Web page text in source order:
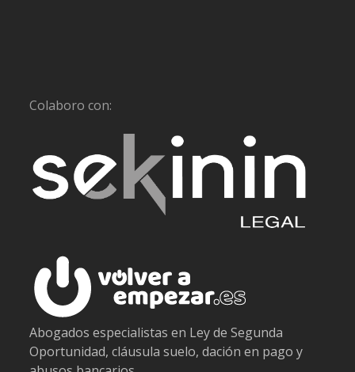
Colaboro con:
Abogados especialistas en Ley de Segunda
Oportunidad, cláusula suelo, dación en pago y